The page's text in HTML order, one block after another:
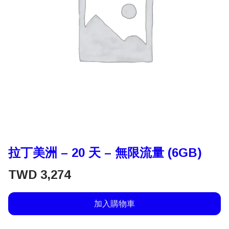
拉丁美洲 – 20 天 – 無限流量 (6GB)
TWD 3,274
加入購物車